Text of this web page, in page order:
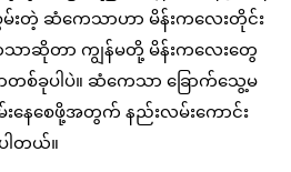
မ်းတဲ့ ဆံကေသာဟာ မိန်းကလေးတိုင်း
ာဆိုတာ ကျွန်မတို့ မိန်းကလေးတွေ
ခုပါပဲ။ ဆံကေသာ ခြောက်သွေ့မ
မ်းနေစေဖို့အတွက် နည်းလမ်းကောင်း
ါတယ်။